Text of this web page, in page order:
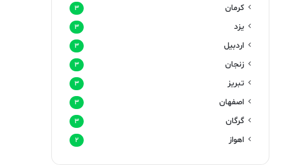
کرمان ۳
یزد ۳
اردبیل ۳
زنجان ۳
تبریز ۳
اصفهان ۳
گرگان ۳
اهواز ۲